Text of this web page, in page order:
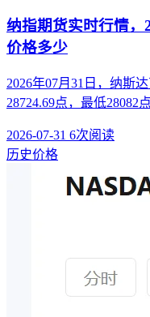
纳指期货实时行情，
价格多少
2026年07月31日，纳斯
28724.69点，最低28082
2026-07-31 6次阅读
历史价格